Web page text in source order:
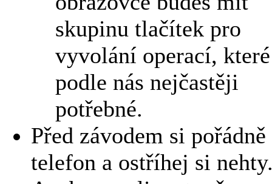
skupinu tlačítek pro
vyvolání operací,
podle nás nejčastěji
potřebné.
Před závodem si
telefon a ostříhej si